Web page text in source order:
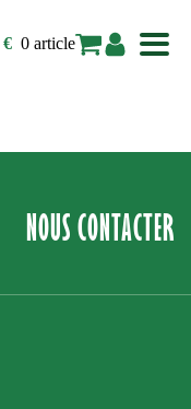
€ 0 article
NOUS CONTACTER